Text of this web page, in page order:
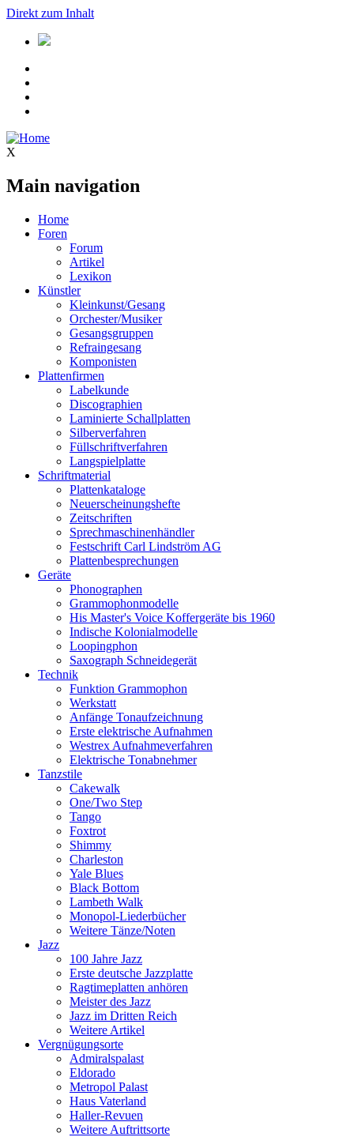
Direkt zum Inhalt
X
Main navigation
Home
Foren
Forum
Artikel
Lexikon
Künstler
Kleinkunst/Gesang
Orchester/Musiker
Gesangsgruppen
Refraingesang
Komponisten
Plattenfirmen
Labelkunde
Discographien
Laminierte Schallplatten
Silberverfahren
Füllschriftverfahren
Langspielplatte
Schriftmaterial
Plattenkataloge
Neuerscheinungshefte
Zeitschriften
Sprechmaschinenhändler
Festschrift Carl Lindström AG
Plattenbesprechungen
Geräte
Phonographen
Grammophonmodelle
His Master's Voice Koffergeräte bis 1960
Indische Kolonialmodelle
Loopingphon
Saxograph Schneidegerät
Technik
Funktion Grammophon
Werkstatt
Anfänge Tonaufzeichnung
Erste elektrische Aufnahmen
Westrex Aufnahmeverfahren
Elektrische Tonabnehmer
Tanzstile
Cakewalk
One/Two Step
Tango
Foxtrot
Shimmy
Charleston
Yale Blues
Black Bottom
Lambeth Walk
Monopol-Liederbücher
Weitere Tänze/Noten
Jazz
100 Jahre Jazz
Erste deutsche Jazzplatte
Ragtimeplatten anhören
Meister des Jazz
Jazz im Dritten Reich
Weitere Artikel
Vergnügungsorte
Admiralspalast
Eldorado
Metropol Palast
Haus Vaterland
Haller-Revuen
Weitere Auftrittsorte